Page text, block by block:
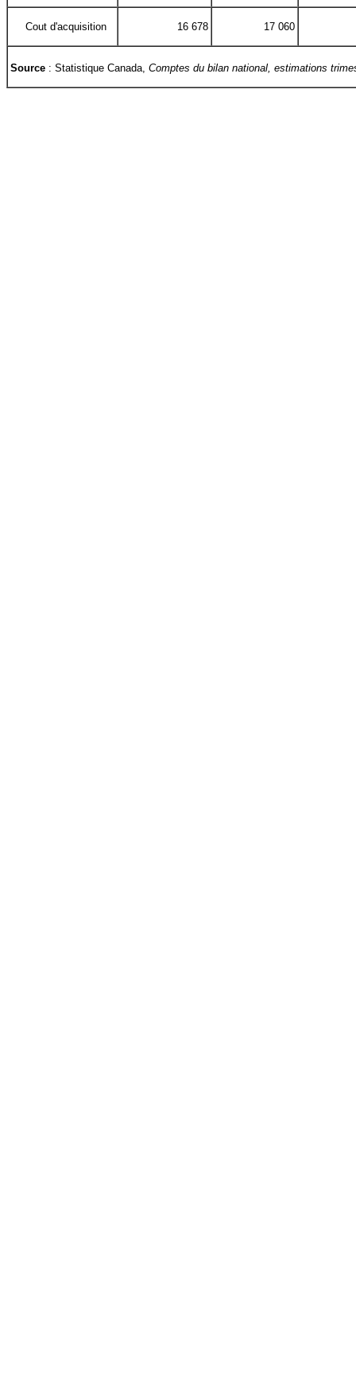
Source : Statistique Canada, Comptes du bilan national, estimations
Cout d'acquisition 16 678 17 060